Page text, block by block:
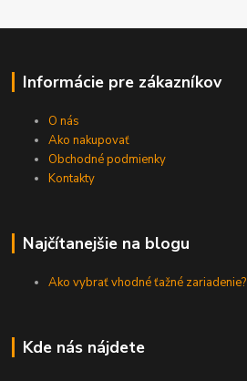
Informácie pre zákazníkov
O nás
Ako nakupovať
Obchodné podmienky
Kontakty
Najčítanejšie na blogu
Ako vybrať vhodné ťažné zariadenie?
Kde nás nájdete